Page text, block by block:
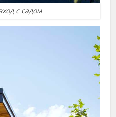
с садом